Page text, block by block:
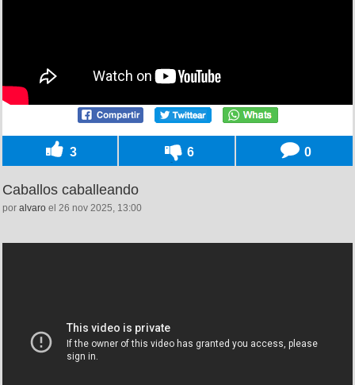
3 6 0
Caballos caballeando
por alvaro el 26 nov 2025, 13:00